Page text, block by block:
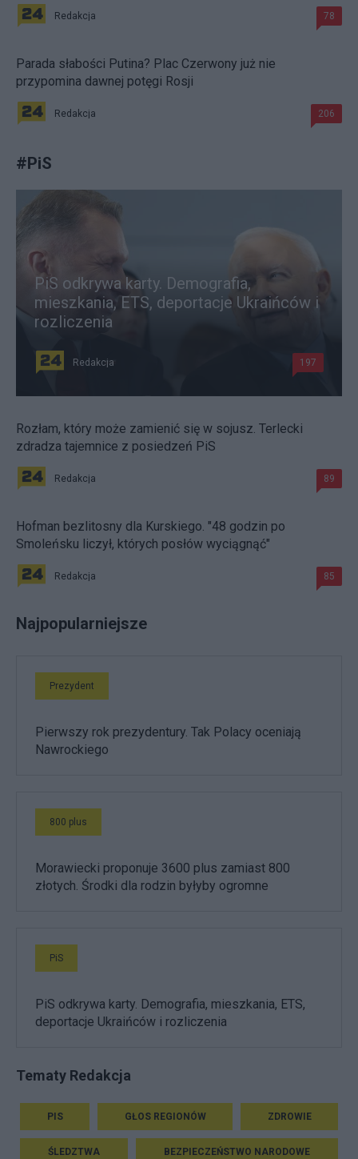
Redakcja 78
Parada słabości Putina? Plac Czerwony już nie
przypomina dawnej potęgi Rosji
Redakcja 206
#PiS
PiS odkrywa karty. Demografia,
mieszkania, ETS, deportacje Ukraińców i
rozliczenia
Redakcja 197
Rozłam, który może zamienić się w sojusz. Terlecki
zdradza tajemnice z posiedzeń PiS
Redakcja 89
Hofman bezlitosny dla Kurskiego. "48 godzin po
Smoleńsku liczył, których posłów wyciągnąć"
Redakcja 85
Najpopularniejsze
Prezydent
Pierwszy rok prezydentury. Tak Polacy oceniają
Nawrockiego
800 plus
Morawiecki proponuje 3600 plus zamiast 800
złotych. Środki dla rodzin byłyby ogromne
PiS
PiS odkrywa karty. Demografia, mieszkania, ETS,
deportacje Ukraińców i rozliczenia
Tematy Redakcja
PIS GŁOS REGIONÓW ZDROWIE
ŚLEDZTWA BEZPIECZEŃSTWO NARODOWE